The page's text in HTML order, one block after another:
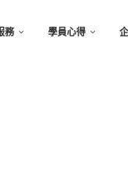
務 學員心得